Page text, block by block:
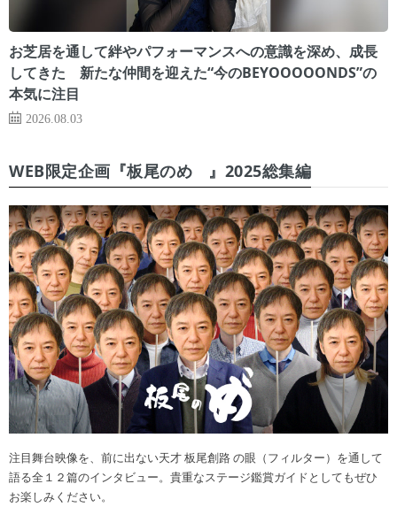
お芝居を通して絆やパフォーマンスへの意識を深め、成長
してきた 新たな仲間を迎えた“今のBEYOOOOONDS”の
本気に注目
2026.08.03
WEB限定企画『板尾のめ゙』2025総集編
注目舞台映像を、前に出ない天才 板尾創路 の眼（フィルター）を通して
語る全１２篇のインタビュー。貴重なステージ鑑賞ガイドとしてもぜひ
お楽しみください。